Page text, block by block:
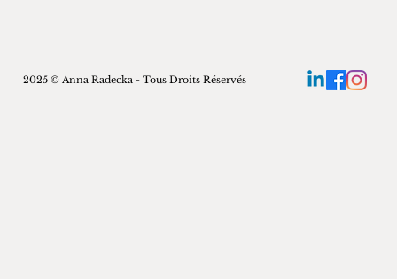
2025 © Anna Radecka - Tous Droits Réservés